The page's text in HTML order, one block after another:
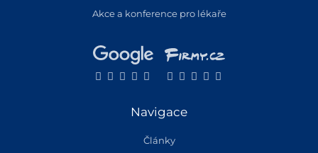
Akce a konference pro lékaře
Navigace
Články